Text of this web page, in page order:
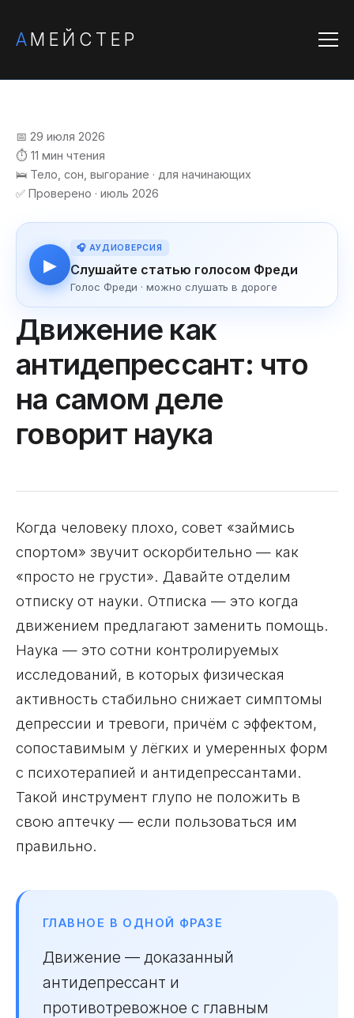
АМЕЙСТЕР
📅 29 июля 2026
⏱️ 11 мин чтения
🛌 Тело, сон, выгорание · для начинающих
✅ Проверено · июль 2026
▶
🎧 АУДИОВЕРСИЯ
Слушайте статью голосом Фреди
Голос Фреди · можно слушать в дороге
Движение как
антидепрессант: что
на самом деле
говорит наука
Когда человеку плохо, совет «займись
спортом» звучит оскорбительно — как
«просто не грусти». Давайте отделим
отписку от науки. Отписка — это когда
движением предлагают заменить помощь.
Наука — это сотни контролируемых
исследований, в которых физическая
активность стабильно снижает симптомы
депрессии и тревоги, причём с эффектом,
сопоставимым у лёгких и умеренных форм
с психотерапией и антидепрессантами.
Такой инструмент глупо не положить в
свою аптечку — если пользоваться им
правильно.
ГЛАВНОЕ В ОДНОЙ ФРАЗЕ
Движение — доказанный
антидепрессант и
противотревожное с главным